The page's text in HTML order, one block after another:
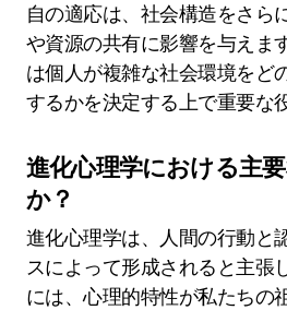
自の適応は、社会構造をさら
や資源の共有に影響を与えま
は個人が複雑な社会環境をど
するかを決定する上で重要な
進化心理学における主
か？
進化心理学は、人間の行動と
スによって形成されると主張
には、心理的特性が私たちの